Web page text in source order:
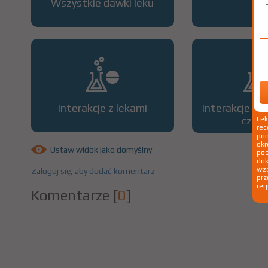
Wszystkie dawki leku
Interakcje z lekami
Interakcje z
Ustaw widok jako domyślny
Zaloguj się, aby dodać komentarz
Komentarze [0]